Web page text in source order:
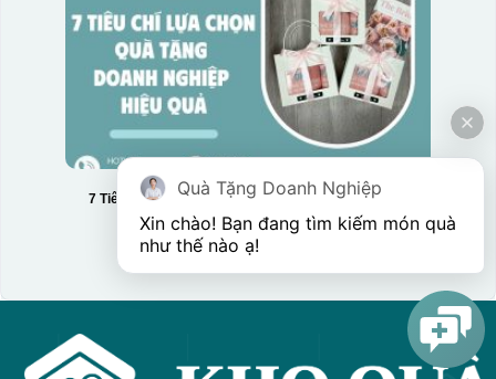
7 Tiêu chí lựa chọn quà tặng doanh nghiệp hiệu quả
Quà Tặng Doanh Nghiệp
Xin chào! Bạn đang tìm kiếm món quà
như thế nào ạ!